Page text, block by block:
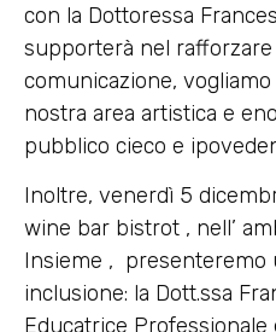
con la Dottoressa
supporterà nel
comunicazione,
nostra area artistica e
pubblico cieco e
Inoltre, venerdì 5
wine bar bistrot , nell’
Insieme , presenteremo
inclusione: la Dott.ssa
Educatrice Professionale